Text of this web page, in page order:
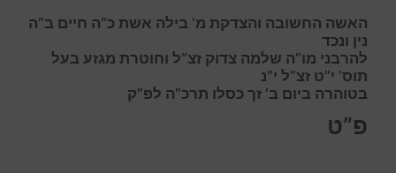
האשה החשובה והצדקת מ’ בילה אשת כ”ה חיים ב”ה
נין ונכד
להרבני מו”ה שלמה צדוק זצ”ל וחוטרת מגזע בעל
תוס’ י”ט זצ”ל י”נ
בטוהרה ביום ב’ זךכסלו תרכ”ה לפ”ק
פ”ט